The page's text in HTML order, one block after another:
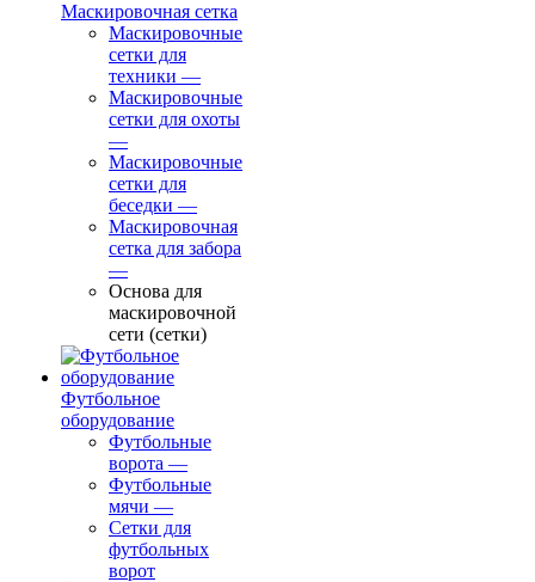
Маскировочная сетка
Маскировочные
сетки для
техники —
Маскировочные
сетки для охоты
—
Маскировочные
сетки для
беседки —
Маскировочная
сетка для забора
—
Основа для
маскировочной
сети (сетки)
Футбольное
оборудование
Футбольные
ворота —
Футбольные
мячи —
Сетки для
футбольных
ворот